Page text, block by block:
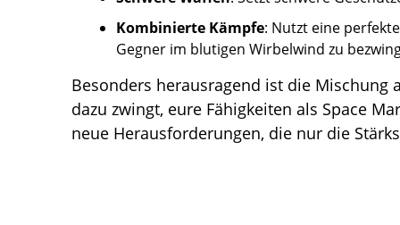
Kombinierte Kämpfe: Nutzt eine
Gegner im blutigen Wirbelwind zu
Besonders herausragend ist die Mischung
dazu zwingt, eure Fähigkeiten als Space
neue Herausforderungen, die nur die